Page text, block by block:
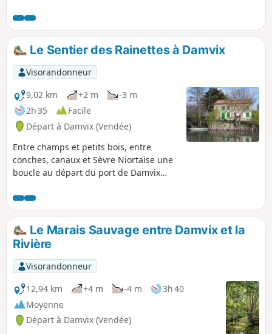
aussi “Venise Verte” pour sa partie
touristique, est un vaste territoire
constitué d’eau et de verdure dans
lequel les amoureux de la nature
trouveront calme et tranquillité, au
travers des 400km de canaux.
Le Sentier des Rainettes à Damvix
Visorandonneur
9,02 km
+2 m
-3 m
2h 35
Facile
Départ à Damvix (Vendée)
Entre champs et petits bois, entre
conches, canaux et Sèvre Niortaise une
boucle au départ du port de Damvix
quelques jolis coins pour pique-niquer
et même, à Bazoin et Damvix, des petits
restos au bord de l'eau pour se
restaurer. Cette balade peut se
poursuivre en barque sur la Sèvre
Niortaise (locations au port de Damvix).
On croisera des pêcheurs, des cygnes,
des vaches et des canards et on
entendra les rainettes.
Le Marais Sauvage entre Damvix et la
Rivière
Visorandonneur
12,94 km
+4 m -4 m
3h 40
Moyenne
Départ à Damvix (Vendée)